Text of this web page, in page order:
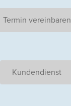
Termin vereinbaren
Kundendienst